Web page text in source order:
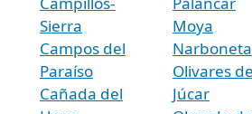
Sierra
Campos del
Paraíso
Cañada del
Moya
Narboneta
Olivares de
Júcar